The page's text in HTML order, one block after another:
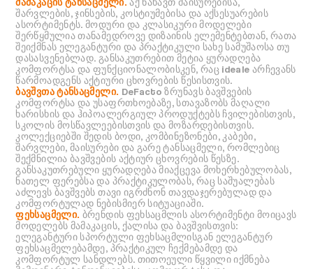
შარვლების, ჯინსების, კოსტიუმებისა და აქსესუარების
ასორტიმენტს. მოდური და კლასიკური მოდელები
შერწყმულია თანამედროვე დიზაინის ელემენტებთან, რათა
შეიქმნას ელეგანტური და პრაქტიკული სახე სამუშაოსა თუ
დასასვენებლად. განსაკუთრებით მეტია ყურადღება
კომფორტსა და ფუნქციონალობისკენ, რაც ideale არჩევანს
წარმოადგენს აქტიური ცხოვრების წესისთვის.
ბავშვთა ტანსაცმელი. DeFacto ზრუნავს ბავშვების
კომფორტსა და უსაფრთხოებაზე, სთავაზობს მაღალი
ხარისხის და ჰიპოალერგიულ პროდუქტებს ჩვილებისთვის,
სკოლის მოსწავლეებისთვის და მოზარდებისთვის.
კოლექციებში შედის ბოდი, კომბინეზონები, კაბები,
შარვლები, მაისურები და გარე ტანსაცმელი, რომლებიც
შექმნილია ბავშვების აქტიურ ცხოვრების წესზე.
განსაკუთრებული ყურადღება მიაქცევა მოხერხებულობას,
ნათელ ფერებსა და პრაქტიკულობას, რაც საშუალებას
აძლევს ბავშვებს თავი იგრძნონ თავდაჯერებულად და
კომფორტულად ნებისმიერ სიტუაციაში.
ფეხსაცმელი. ბრენდის ფეხსაცმლის ასორტიმენტი მოიცავს
მოდელებს მამაკაცის, ქალისა და ბავშვისთვის:
ელეგანტური სპორტული ფეხსაცმლისგან ელეგანტურ
ფეხსაცმელებამდე, პრაქტიკულ ჩექმებამდე და
კომფორტულ სანდლებს. თითოეული წყვილი იქმნება